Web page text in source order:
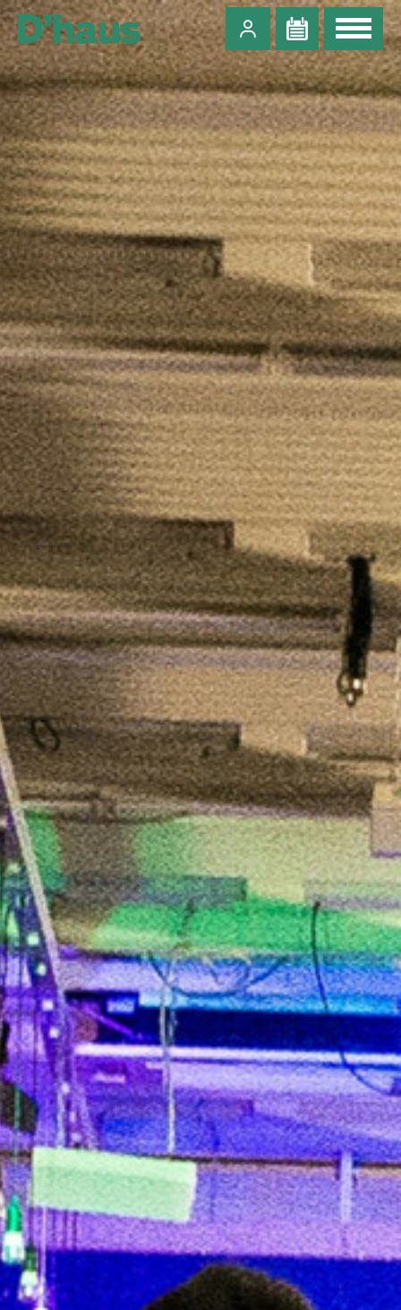
Zum Hauptinhalt springen Zum Footer springen